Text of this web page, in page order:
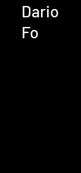
Dario
Fo